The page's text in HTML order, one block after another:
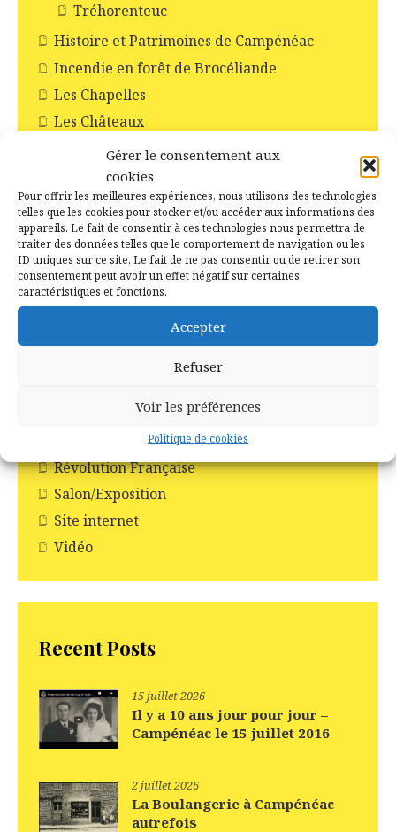
Gérer le consentement aux
cookies
Pour offrir les meilleures expériences, nous utilisons des technologies
telles que les cookies pour stocker et/ou accéder aux informations des
appareils. Le fait de consentir à ces technologies nous permettra de
traiter des données telles que le comportement de navigation ou les
ID uniques sur ce site. Le fait de ne pas consentir ou de retirer son
consentement peut avoir un effet négatif sur certaines
caractéristiques et fonctions.
Accepter
Refuser
Voir les préférences
Politique de cookies
Tréhorenteuc
Histoire et Patrimoines de Campénéac
Incendie en forêt de Brocéliande
Les Chapelles
Les Châteaux
Les commerces
Les croix
Les églises
Les moulins
Les pompiers
Livres
Monuments aux morts
Photographies de famille
Relevés de BMS
Rendez-vous de la généalogie
Révolution Française
Salon/Exposition
Site internet
Vidéo
Recent Posts
15 juillet 2026
Il y a 10 ans jour pour jour –
Campénéac le 15 juillet 2016
2 juillet 2026
La Boulangerie à Campénéac
autrefois